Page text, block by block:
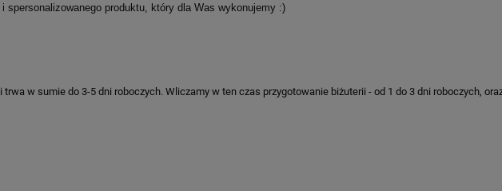
spersonalizowanego produktu, który dla Was wykonujemy :)
w sumie do 3-5 dni roboczych. Wliczamy w ten czas przygotowanie biżuterii - od 1 do 3 dni roboczych,